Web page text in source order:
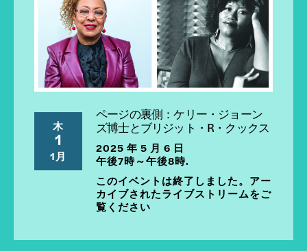
木
1
1月
ページの裏側：ケリー・ジョーン
ズ博士とブリジット・R・クックス
2025 年 5 月 6 日
午後7時～午後8時.
このイベントは終了しました。アー
カイブされたライブストリームをご
覧ください